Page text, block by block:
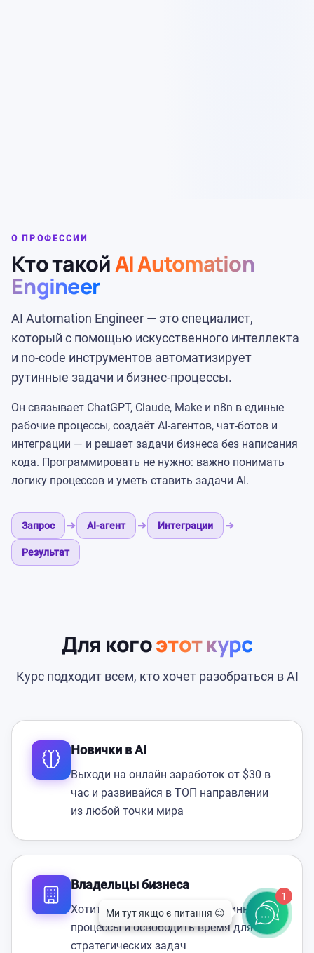
О ПРОФЕССИИ
Кто такойAI Automation
Engineer
AI Automation Engineer — это специалист,
который с помощью искусственного интеллекта
и no-code инструментов автоматизирует
рутинные задачи и бизнес-процессы.
Он связывает ChatGPT, Claude, Make и n8n в единые
рабочие процессы, создаёт AI-агентов, чат-ботов и
интеграции — и решает задачи бизнеса без написания
кода. Программировать не нужно: важно понимать
логику процессов и уметь ставить задачи AI.
Запрос AI-агент Интеграции
Результат
Для когоэтот курс
Курс подходит всем, кто хочет разобраться в AI
Новички в AI
Выходи на онлайн заработок от $30 в
час и развивайся в ТОП направлении
из любой точки мира
Владельцы бизнеса
Хотите автоматизировать рутинные
процессы и освободить время для
стратегических задач
1